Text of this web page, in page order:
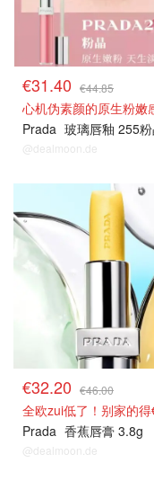
€31.40 €44.85
心机伪素颜的原生粉嫩
Prada 玻璃唇釉 255
@dealmoon.de
€32.20 €46.00
全欧zui低了！别家的
Prada 香蕉唇膏 3.8g
@dealmoon.de